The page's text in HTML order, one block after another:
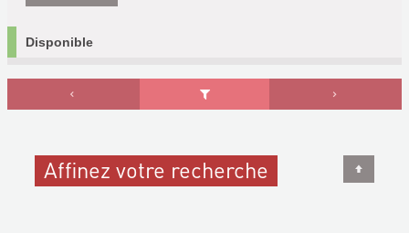
Disponible
Affinez votre recherche